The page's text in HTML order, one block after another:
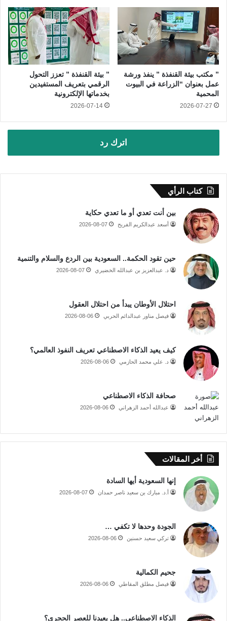
” مكتب بيئة القنفذة ” ينفذ ورشة
عمل بعنوان “الزراعة في البيوت
المحمية
2026-07-27
” بيئة القنفذة ” تعزز التحول
الرقمي بتعريف المستفيدين
بخدماتها الإلكترونية
2026-07-14
اترك رد
كتاب الرأي
بين أنت تعدي أو ما تعدي حكاية
أسعد عبدالكريم الفريح 2026-08-07
حين تقود الحكمة.. السعودية بين الردع والسلام والتنمية
د. عبدالعزيز بن عبدالله الخضيري 2026-08-07
احتلال الأوطان يبدأ من احتلال العقول
فيصل مناور عبدالدائم الحربي 2026-08-06
كيف يعيد الذكاء الاصطناعي تعريف النفوذ العالمي؟
د. علي محمد الحازمي 2026-08-06
صحافة الذكاء الاصطناعي
عبدالله أحمد الزهراني 2026-08-06
أخر المقالات
إنها السعودية أيها السادة
أ.د. مبارك بن سعيد ناصر حمدان 2026-08-07
الجودة وحدها لا تكفي …
تركي سعيد حسنين 2026-08-06
جحيم الكمالية
فيصل مطلق المقاطي 2026-08-06
الذكاء الاصطناعي.. هل يعيدنا للعصر الحجري؟